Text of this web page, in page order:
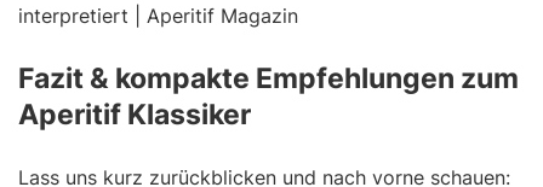
interpretiert | Aperitif Magazin
Fazit & kompakte Empfehlungen zum
Aperitif Klassiker
Lass uns kurz zurückblicken und nach vorne schauen: